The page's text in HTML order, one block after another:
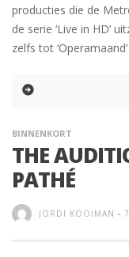
producties die de
de serie ‘Live in HD’
zelfs tot
BINNENKORT
THE
PATHÉ
JORDI KOOIMAN -